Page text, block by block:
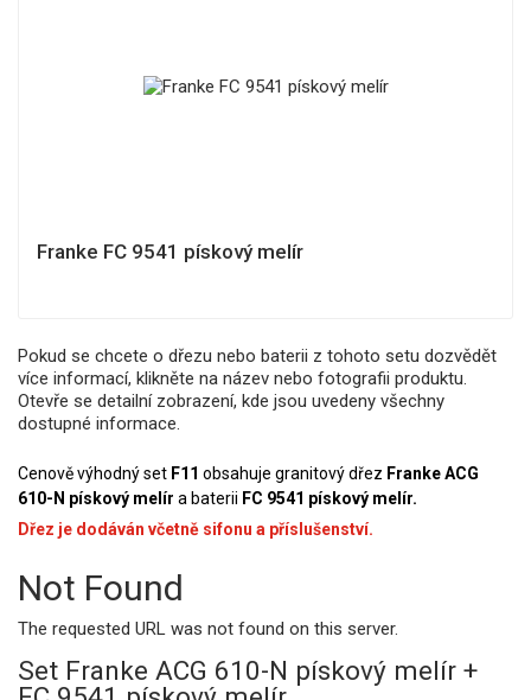
Franke FC 9541 pískový melír
Pokud se chcete o dřezu nebo baterii z tohoto setu dozvědět
více informací, klikněte na název nebo fotografii produktu.
Otevře se detailní zobrazení, kde jsou uvedeny všechny
dostupné informace.
Cenově výhodný set F11 obsahuje granitový dřez Franke ACG
610-N pískový melír a baterii FC 9541 pískový melír.
Dřez je dodáván včetně sifonu a příslušenství.
Not Found
The requested URL was not found on this server.
Set Franke ACG 610-N pískový melír +